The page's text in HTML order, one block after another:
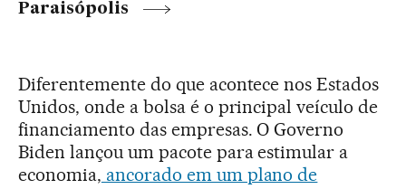
Paraisópolis
Diferentemente do que acontece nos Estados
Unidos, onde a bolsa é o principal veículo de
financiamento das empresas. O Governo
Biden lançou um pacote para estimular a
economia, ancorado em um plano de